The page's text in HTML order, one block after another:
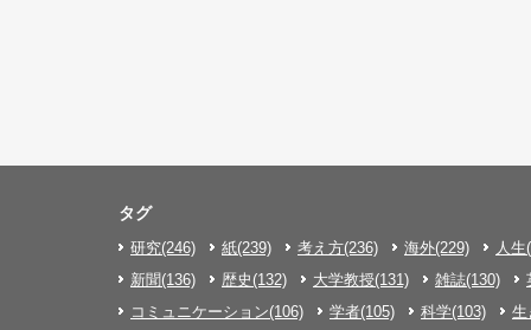
タグ
研究(246) 紙(239) 考え方(236) 海外(229)
人生
新聞(136)
歴史(132) 大学教授(131) 雑誌(130)
コミュニケーション(106)
学者(105) 科学(103) 生